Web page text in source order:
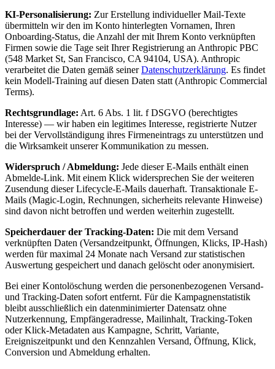
KI-Personalisierung: Zur Erstellung individueller Mail-Texte
übermitteln wir den im Konto hinterlegten Vornamen, Ihren
Onboarding-Status, die Anzahl der mit Ihrem Konto verknüpften
Firmen sowie die Tage seit Ihrer Registrierung an Anthropic PBC
(548 Market St, San Francisco, CA 94104, USA). Anthropic
verarbeitet die Daten gemäß seiner Datenschutzerklärung. Es findet
kein Modell-Training auf diesen Daten statt (Anthropic Commercial
Terms).
Rechtsgrundlage: Art. 6 Abs. 1 lit. f DSGVO (berechtigtes
Interesse) — wir haben ein legitimes Interesse, registrierte Nutzer
bei der Vervollständigung ihres Firmeneintrags zu unterstützen und
die Wirksamkeit unserer Kommunikation zu messen.
Widerspruch / Abmeldung: Jede dieser E-Mails enthält einen
Abmelde-Link. Mit einem Klick widersprechen Sie der weiteren
Zusendung dieser Lifecycle-E-Mails dauerhaft. Transaktionale E-
Mails (Magic-Login, Rechnungen, sicherheits­ relevante Hinweise)
sind davon nicht betroffen und werden weiterhin zugestellt.
Speicherdauer der Tracking-Daten: Die mit dem Versand
verknüpften Daten (Versandzeit­punkt, Öffnungen, Klicks, IP-Hash)
werden für maximal 24 Monate nach Versand zur statistischen
Auswertung gespeichert und danach gelöscht oder anonymisiert.
Bei einer Kontolöschung werden die personenbezogenen Versand-
und Tracking-Daten sofort entfernt. Für die Kampagnenstatistik
bleibt ausschließlich ein datenminimierter Datensatz ohne
Nutzerkennung, Empfängeradresse, Mailinhalt, Tracking-Token
oder Klick-Metadaten aus Kampagne, Schritt, Variante,
Ereigniszeitpunkt und den Kennzahlen Versand, Öffnung, Klick,
Conversion und Abmeldung erhalten.